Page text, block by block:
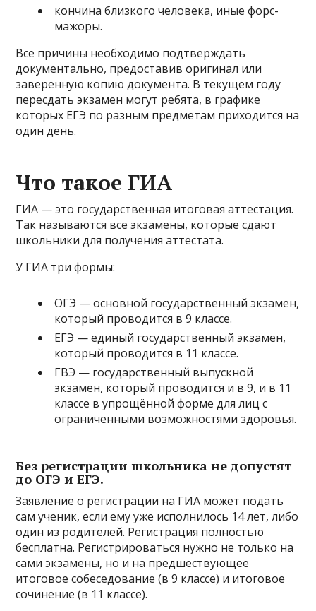
кончина близкого человека, иные форс-
мажоры.
Все причины необходимо подтверждать
документально, предоставив оригинал или
заверенную копию документа. В текущем году
пересдать экзамен могут ребята, в графике
которых ЕГЭ по разным предметам приходится на
один день.
Что такое ГИА
ГИА — это государственная итоговая аттестация.
Так называются все экзамены, которые сдают
школьники для получения аттестата.
У ГИА три формы:
ОГЭ — основной государственный экзамен,
который проводится в 9 классе.
ЕГЭ — единый государственный экзамен,
который проводится в 11 классе.
ГВЭ — государственный выпускной
экзамен, который проводится и в 9, и в 11
классе в упрощённой форме для лиц с
ограниченными возможностями здоровья.
Без регистрации школьника не допустят
до ОГЭ и ЕГЭ.
Заявление о регистрации на ГИА может подать
сам ученик, если ему уже исполнилось 14 лет, либо
один из родителей. Регистрация полностью
бесплатна. Регистрироваться нужно не только на
сами экзамены, но и на предшествующее
итоговое собеседование (в 9 классе) и итоговое
сочинение (в 11 классе).